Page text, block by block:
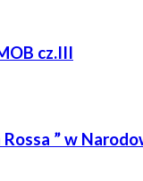
cz.III
” w